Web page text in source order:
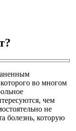
во многом
чем
не
болезнь, которую